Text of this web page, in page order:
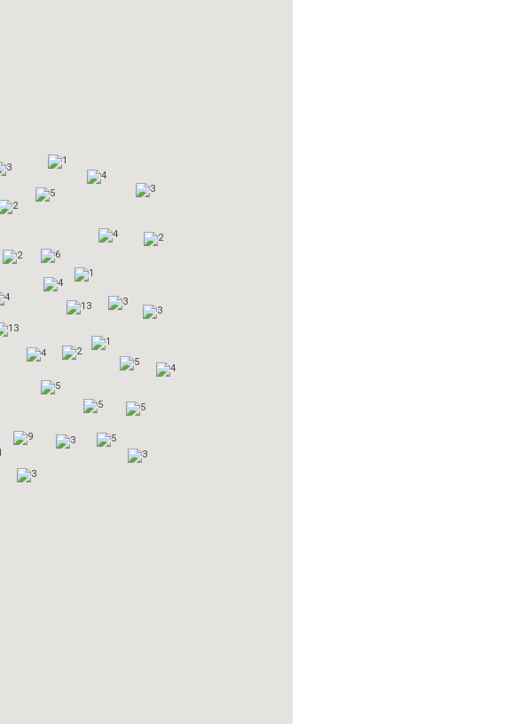
13
9
3
13
5
3
3
2
4
6
3
4
5
4
5
4
5
2
3
5
4
1
5
4
3
3
2
2
1
1